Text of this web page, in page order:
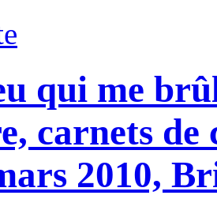
qui me
carnets de
2010,